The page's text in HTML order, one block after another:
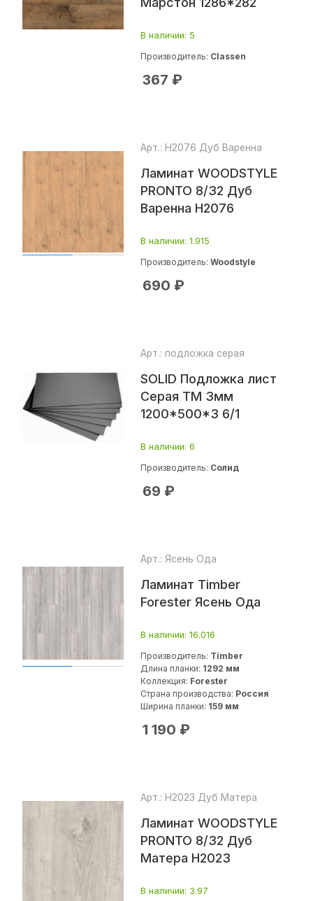
В наличии: 5
Производитель: Classen
367 ₽
Ламинат WOODSTYLE
PRONTO 8/32 Дуб
Варенна H2076
Арт.: Н2076 Дуб Варенна
В наличии: 1.915
Производитель: Woodstyle
690 ₽
SOLID Подложка лист
Серая ТМ 3мм
1200*500*3 6/1
Арт.: подложка серая
В наличии: 6
Производитель: Солид
69 ₽
Ламинат Timber
Forester Ясень Ода
Арт.: Ясень Ода
В наличии: 16.016
Производитель: Timber
Длина планки: 1292 мм
Коллекция: Forester
Страна производства: Россия
Ширина планки: 159 мм
1 190 ₽
Ламинат WOODSTYLE
PRONTO 8/32 Дуб
Матера H2023
Арт.: Н2023 Дуб Матера
В наличии: 3.97